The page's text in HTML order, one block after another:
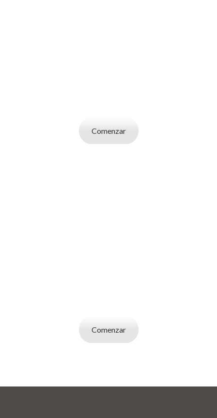
Comenzar
Comenzar